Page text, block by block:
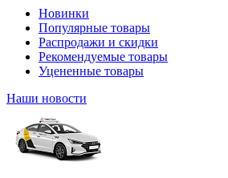
Новинки
Популярные товары
Распродажи и скидки
Рекомендуемые товары
Уцененные товары
Наши новости